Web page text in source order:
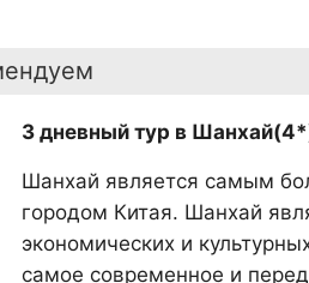
3 дневный тур в
Шанхай является самым
городом Китая. Шанхай
экономических и
самое современное и